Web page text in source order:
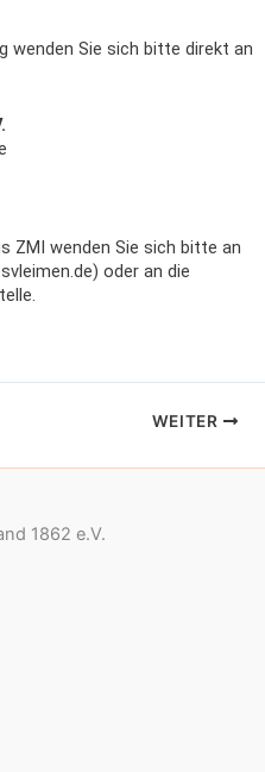
wenden Sie sich bitte direkt an
ZMI wenden Sie sich bitte an
oder an die
WEITER
1862 e.V.